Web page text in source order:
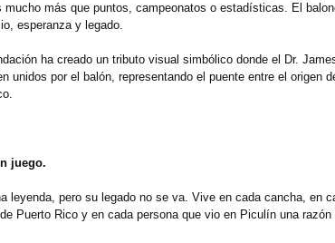
mucho más que puntos, campeonatos o estadísticas. El
esperanza y legado.
ha creado un tributo visual simbólico donde el Dr.
unidos por el balón, representando el puente entre el origen
juego.
leyenda, pero su legado no se va. Vive en cada cancha, en
Puerto Rico y en cada persona que vio en Piculín una razón